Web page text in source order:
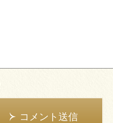
コメント送信